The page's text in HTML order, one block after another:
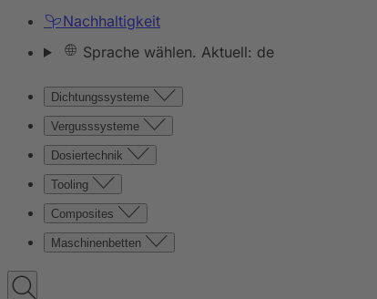
Nachhaltigkeit
Sprache wählen. Aktuell: de
Dichtungssysteme
Vergusssysteme
Dosiertechnik
Tooling
Composites
Maschinenbetten